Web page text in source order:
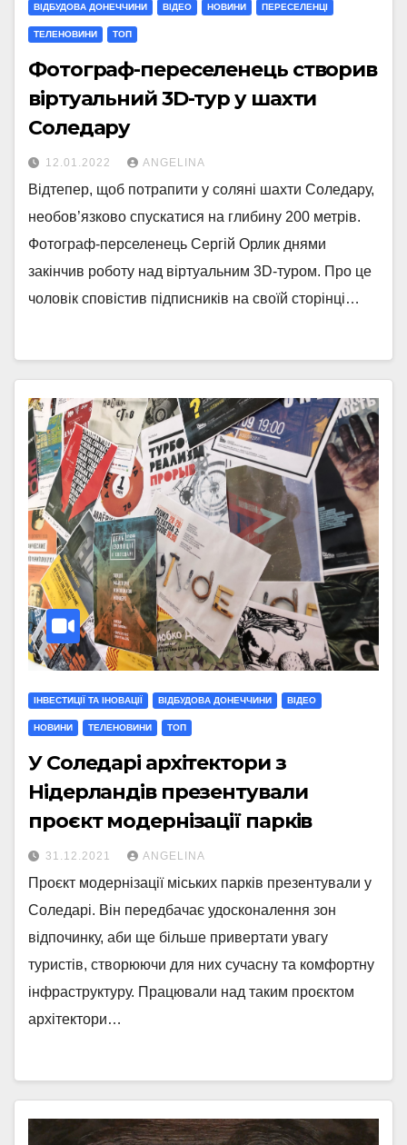
ВІДБУДОВА ДОНЕЧЧИНИ ВІДЕО НОВИНИ ПЕРЕСЕЛЕНЦІ
ТЕЛЕНОВИНИ ТОП
Фотограф-переселенець створив
віртуальний 3D-тур у шахти
Соледару
12.01.2022 ANGELINA
Відтепер, щоб потрапити у соляні шахти Соледару,
необов’язково спускатися на глибину 200 метрів.
Фотограф-перселенець Сергій Орлик днями
закінчив роботу над віртуальним 3D-туром. Про це
чоловік сповістив підписників на своїй сторінці…
ІНВЕСТИЦІЇ ТА ІНОВАЦІЇ ВІДБУДОВА ДОНЕЧЧИНИ ВІДЕО
НОВИНИ ТЕЛЕНОВИНИ ТОП
У Соледарі архітектори з
Нідерландів презентували
проєкт модернізації парків
31.12.2021 ANGELINA
Проєкт модернізації міських парків презентували у
Соледарі. Він передбачає удосконалення зон
відпочинку, аби ще більше привертати увагу
туристів, створюючи для них сучасну та комфортну
інфраструктуру. Працювали над таким проєктом
архітектори…